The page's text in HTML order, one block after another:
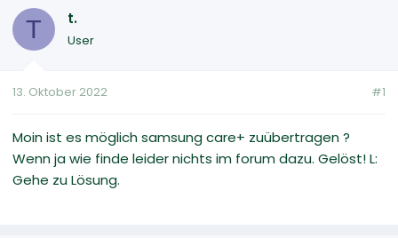
s
e
e
e
t
m
T t.
User
13. Oktober 2022 #1
Moin ist es möglich samsung care+ zuübertragen ?
Wenn ja wie finde leider nichts im forum dazu. Gelöst! L:
Gehe zu Lösung.